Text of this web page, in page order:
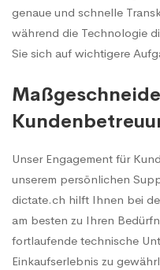
genaue und schnelle
während die Technologie
Sie sich auf wichtigere
Unser Engagement für
unserem persönlichen
dictate.ch hilft Ihnen bei
am besten zu Ihren
fortlaufende technische
Einkaufserlebnis zu